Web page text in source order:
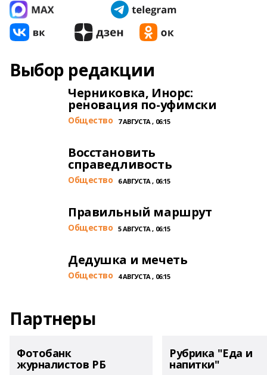
Выбор редакции
Черниковка, Инорс:
реновация по-уфимски
Общество 7 АВГУСТА , 06:15
Восстановить
справедливость
Общество 6 АВГУСТА , 06:15
Правильный маршрут
Общество 5 АВГУСТА , 06:15
Дедушка и мечеть
Общество 4 АВГУСТА , 06:15
Партнеры
Фотобанк
журналистов РБ
Рубрика "Еда и
напитки"